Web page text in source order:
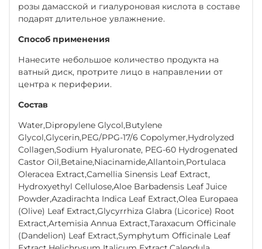
розы дамасской и гиалуроновая кислота в составе
подарят длительное увлажнение.
Способ применения
Нанесите небольшое количество продукта на
ватный диск, протрите лицо в направлении от
центра к периферии.
Состав
Water,Dipropylene Glycol,Butylene
Glycol,Glycerin,PEG/PPG-17/6 Copolymer,Hydrolyzed
Collagen,Sodium Hyaluronate, PEG-60 Hydrogenated
Castor Oil,Betaine,Niacinamide,Allantoin,Portulaca
Oleracea Extract,Camellia Sinensis Leaf Extract,
Hydroxyethyl Cellulose,Aloe Barbadensis Leaf Juice
Powder,Azadirachta Indica Leaf Extract,Olea Europaea
(Olive) Leaf Extract,Glycyrrhiza Glabra (Licorice) Root
Extract,Artemisia Annua Extract,Taraxacum Officinale
(Dandelion) Leaf Extract,Symphytum Officinale Leaf